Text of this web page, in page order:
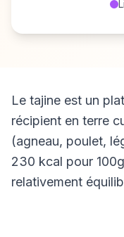
Le tajine est un
récipient en terre
(agneau, poulet,
230 kcal pour
relativement